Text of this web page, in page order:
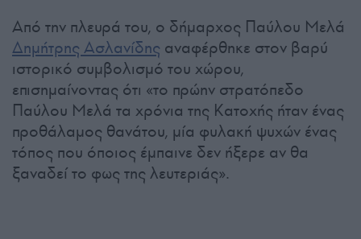
Από την πλευρά του, ο δήμαρχος Παύλου Μελά
Δημήτρης Ασλανίδης αναφέρθηκε στον βαρύ
ιστορικό συμβολισμό του χώρου,
επισημαίνοντας ότι «το πρώην στρατόπεδο
Παύλου Μελά τα χρόνια της Κατοχής ήταν ένας
προθάλαμος θανάτου, μία φυλακή ψυχών ένας
τόπος που όποιος έμπαινε δεν ήξερε αν θα
ξαναδεί το φως της λευτεριάς».